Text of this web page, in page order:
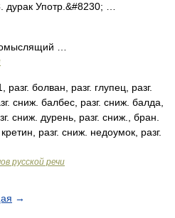
дурак Употр.&#8230; …
…
болван, разг. глупец, разг.
сниж. балбес, разг. сниж. балда,
сниж. дурень, разг. сниж., бран.
разг. сниж. недоумок, разг.
русской речи
→